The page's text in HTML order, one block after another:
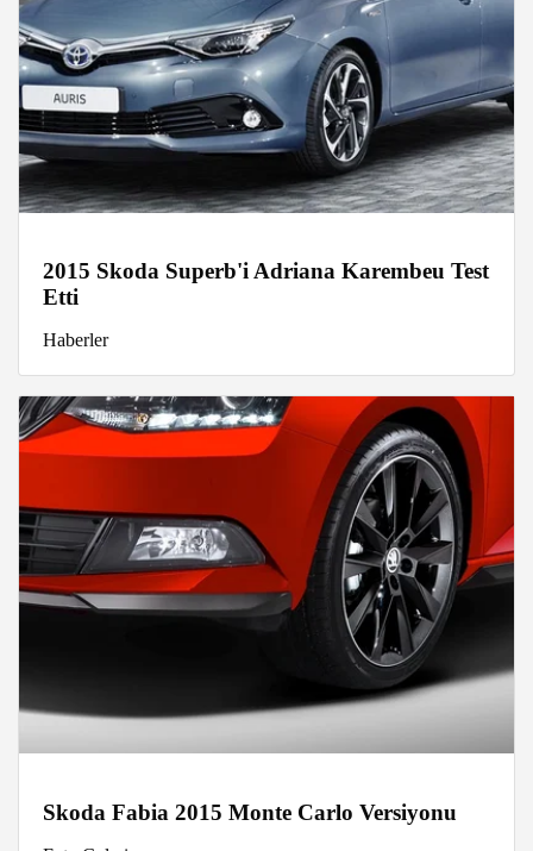
2015 Skoda Superb'i Adriana Karembeu Test
Etti
Haberler
Skoda Fabia 2015 Monte Carlo Versiyonu